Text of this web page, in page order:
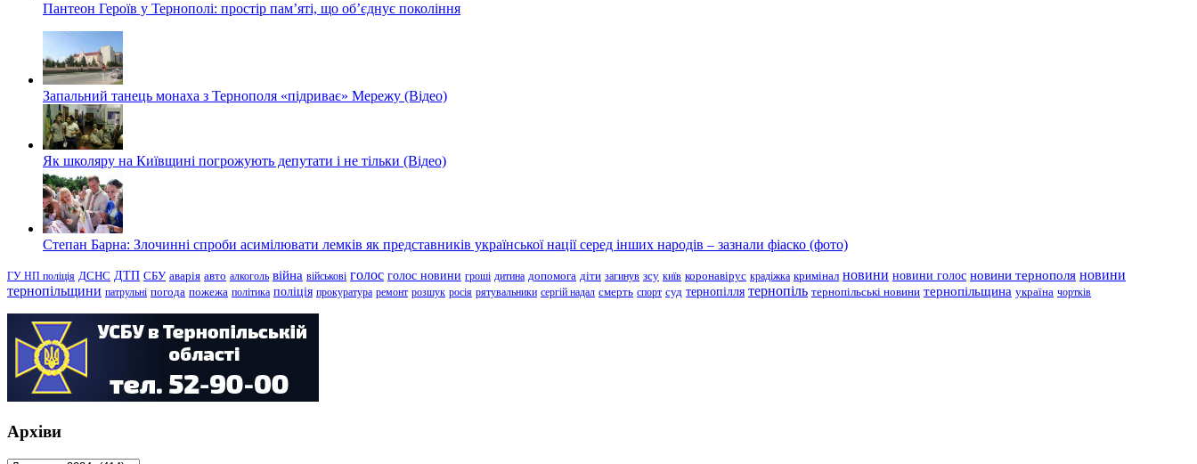
Пантеон Героїв у Тернополі: простір пам’яті, що об’єднує покоління
Запальний танець монаха з Тернополя «підриває» Мережу (Відео)
Як школяру на Київщині погрожують депутати і не тільки (Відео)
Степан Барна: Злочинні спроби асимілювати лемків як представників української нації серед інших народів – зазнали фіаско (фото)
ГУ НП поліція ДСНС ДТП СБУ аварія авто алкоголь війна військові голос голос новини гроші дитина допомога діти загинув зсу київ коронавірус крадіжка кримінал новини новини голос новини тернополя новини
тернопільщини патрульні погода пожежа політика поліція прокуратура ремонт розшук росія рятувальники сергій надал смерть спорт суд тернопілля тернопіль тернопільські новини тернопільщина україна чортків
Архіви